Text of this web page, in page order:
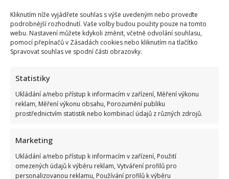
Kliknutím níže vyjádřete souhlas s výše uvedeným nebo proveďte
podrobnější rozhodnutí. Vaše volby budou použity pouze na tomto
webu. Nastavení můžete kdykoli změnit, včetně odvolání souhlasu,
pomocí přepínačů v Zásadách cookies nebo kliknutím na tlačítko
Spravovat souhlas ve spodní části obrazovky.
Statistiky
Ukládání a/nebo přístup k informacím v zařízení, Měření výkonu
reklam, Měření výkonu obsahu, Porozumění publiku
prostřednictvím statistik nebo kombinací údajů z různých zdrojů.
Marketing
Ukládání a/nebo přístup k informacím v zařízení, Použití
omezených údajů k výběru reklam, Vytváření profilů pro
personalizovanou reklamu, Používání profilů k výběru